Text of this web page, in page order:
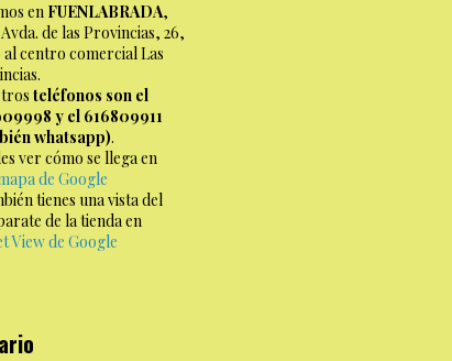
en FUENLABRADA,
de las Provincias, 26,
centro comercial Las
teléfonos son el
y el 616809911
whatsapp).
ver cómo se llega en
de Google
tienes una vista del
de la tienda en
View de Google